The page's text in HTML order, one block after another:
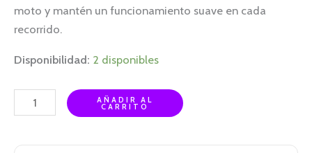
moto y mantén un funcionamiento suave en cada
recorrido.
Disponibilidad: 2 disponibles
AÑADIR AL
CARRITO